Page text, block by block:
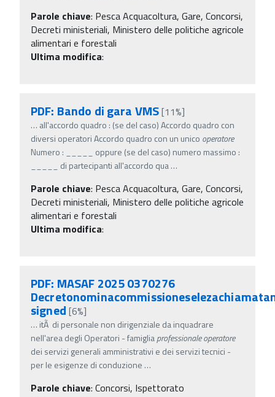
Parole chiave: Pesca Acquacoltura, Gare, Concorsi,
Decreti ministeriali, Ministero delle politiche agricole
alimentari e forestali
Ultima modifica:
PDF: Bando di gara VMS[11%]
… all'accordo quadro : (se del caso) Accordo quadro con
diversi operatori Accordo quadro con un unico operatore
Numero : _____ oppure (se del caso) numero massimo :
_____ di partecipanti all'accordo qua…
Parole chiave: Pesca Acquacoltura, Gare, Concorsi,
Decreti ministeriali, Ministero delle politiche agricole
alimentari e forestali
Ultima modifica:
PDF: MASAF 2025 0370276
signed [6%]
… itÃ di personale non dirigenziale da inquadrare
nell'area degli Operatori - famigliaprofessionaleoperatore
dei servizi generali amministrativi e dei servizi tecnici -
per le esigenze di conduzione …
Parole chiave: Concorsi, Ispettorato